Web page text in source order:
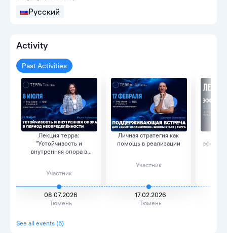
Русский
Activity
Past Activities
Лекция терра:
"Устойчивость и
внутренняя опора в
Участник
08.07.2026
Тюмень
Личная стратегия как
помощь в реализации
Участник
17.02.2026
Тюмень
See all events (5)